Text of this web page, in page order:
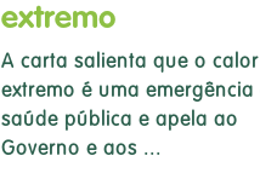
extremo
A carta salienta que o calor
extremo é uma emergência
saúde pública e apela ao
Governo e aos ...